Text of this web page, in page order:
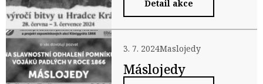
Detail akce
3. 7. 2024Maslojedy
Máslojedy